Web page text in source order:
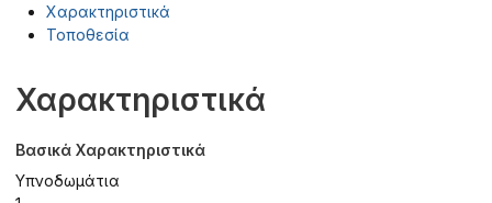
Χαρακτηριστικά
Τοποθεσία
Χαρακτηριστικά
Βασικά Χαρακτηριστικά
Υπνοδωμάτια